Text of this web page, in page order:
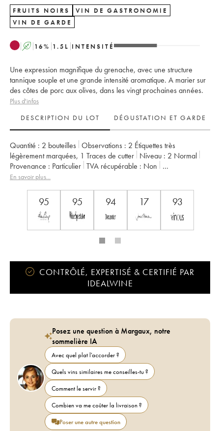
FRUITS NOIRS
VIN DE GASTRONOMIE
VIN DE GARDE
A 16% 1.5 L INTENSITÉ
Une expression magnifique du grenache, avec une structure
tannique souple et une grande intensité aromatique. A marier sur
des côtes de porc aux olives, dans les vingt prochaines années.
Plus d'infos
DESCRIPTION DU LOT
DÉGUSTATION ET GARDE
Quantité : 2 bouteilles Observations : 2 Étiquettes très
légèrement marquées, 1 Traces de cutter Niveau : 2 Normal
Provenance : particulier TVA récupérable :
non
Région :
Vallée du Rhône
En savoir plus...
95 95 94 17 93
CONTRÔLÉ, EXPERTISÉ & CERTIFIÉ PAR
IDEALWINE
Posez une question à Margaux, notre
sommelière IA
Avec quel plat l'accorder ?
Quels vins similaires me conseilles-tu ?
Comment le servir ?
Combien va me coûter la livraison ?
Poser une autre question